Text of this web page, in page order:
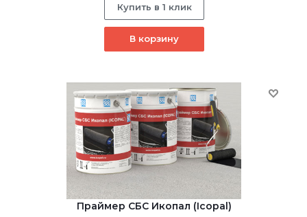
Купить в 1 клик
В корзину
Праймер СБС Икопал (Icopal)